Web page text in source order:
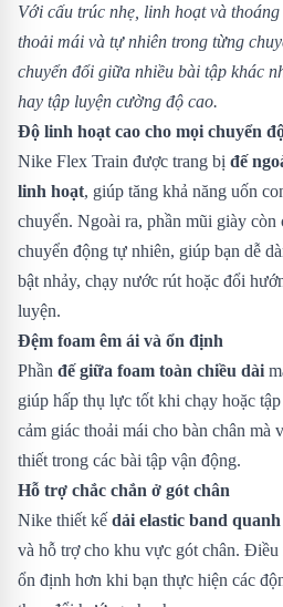
Với cấu trúc nhẹ, linh hoạt và
thoải mái và tự nhiên trong từng
chuyển đổi giữa nhiều bài tập khác
hay tập luyện cường độ cao.
Độ linh hoạt cao cho mọi chuyển
Nike Flex Train được trang bị đế
linh hoạt, giúp tăng khả năng uốn
chuyển. Ngoài ra, phần mũi giày còn
chuyển động tự nhiên, giúp bạn dễ
bật nhảy, chạy nước rút hoặc đổi
luyện.
Đệm foam êm ái và ổn định
Phần đế giữa foam toàn chiều dài
giúp hấp thụ lực tốt khi chạy hoặc
cảm giác thoải mái cho bàn chân mà
thiết trong các bài tập vận động.
Hỗ trợ chắc chắn ở gót chân
Nike thiết kế dải elastic band
và hỗ trợ cho khu vực gót chân.
ổn định hơn khi bạn thực hiện các